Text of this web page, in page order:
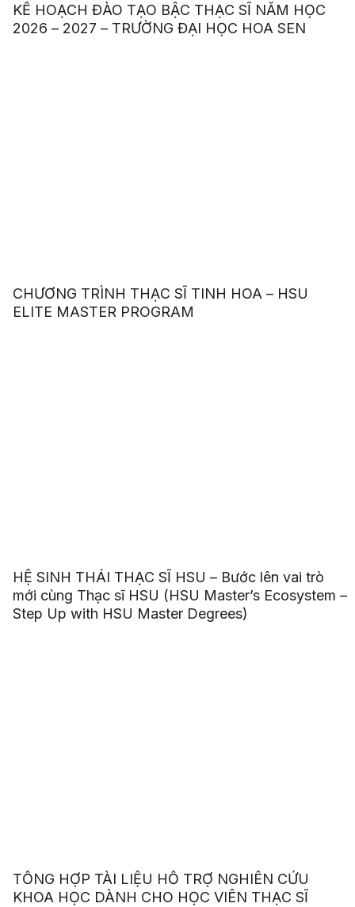
KẾ HOẠCH ĐÀO TẠO BẬC THẠC SĨ NĂM HỌC
2026 – 2027 – TRƯỜNG ĐẠI HỌC HOA SEN
CHƯƠNG TRÌNH THẠC SĨ TINH HOA – HSU
ELITE MASTER PROGRAM
HỆ SINH THÁI THẠC SĨ HSU – Bước lên vai trò
mới cùng Thạc sĩ HSU (HSU Master’s Ecosystem –
Step Up with HSU Master Degrees)
TỔNG HỢP TÀI LIỆU HỖ TRỢ NGHIÊN CỨU
KHOA HỌC DÀNH CHO HỌC VIÊN THẠC SĨ